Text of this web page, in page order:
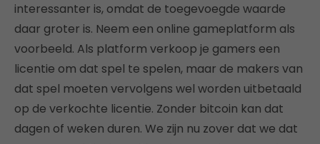
interessanter is, omdat de toegevoegde waarde
daar groter is. Neem een online gameplatform als
voorbeeld. Als platform verkoop je gamers een
licentie om dat spel te spelen, maar de makers van
dat spel moeten vervolgens wel worden uitbetaald
op de verkochte licentie. Zonder bitcoin kan dat
dagen of weken duren. We zijn nu zover dat we dat